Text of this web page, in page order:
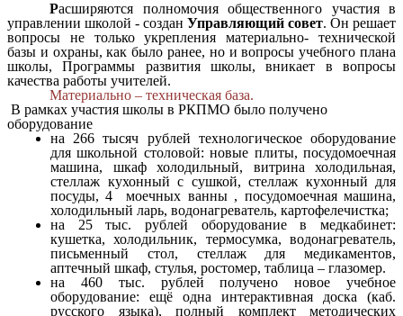
Расширяются полномочия общественного участия в
управлении школой - создан Управляющий совет. Он решает
вопросы не только укрепления материально- технической
базы и охраны, как было ранее, но и вопросы учебного плана
школы, Программы развития школы, вникает в вопросы
качества работы учителей.
Материально – техническая база.
В рамках участия школы в РКПМО было получено
оборудование
на 266 тысяч рублей технологическое оборудование
для школьной столовой: новые плиты, посудомоечная
машина, шкаф холодильный, витрина холодильная,
стеллаж кухонный с сушкой, стеллаж кухонный для
посуды, 4 моечных ванны , посудомоечная машина,
холодильный ларь, водонагреватель, картофелечистка;
на 25 тыс. рублей оборудование в медкабинет:
кушетка, холодильник, термосумка, водонагреватель,
письменный стол, стеллаж для медикаментов,
аптечный шкаф, стулья, ростомер, таблица – глазомер.
на 460 тыс. рублей получено новое учебное
оборудование: ещё одна интерактивная доска (каб.
русского языка), полный комплект методических